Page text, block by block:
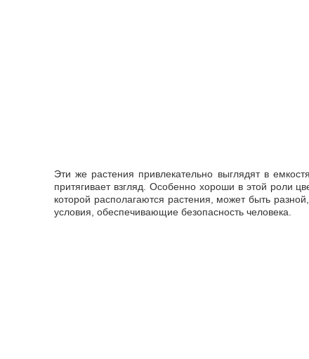
Эти же растения привлекательно выглядят в
притягивает взгляд. Особенно хороши в этой роли
которой располагаются растения, может быть
условия, обеспечивающие безопасность человека.